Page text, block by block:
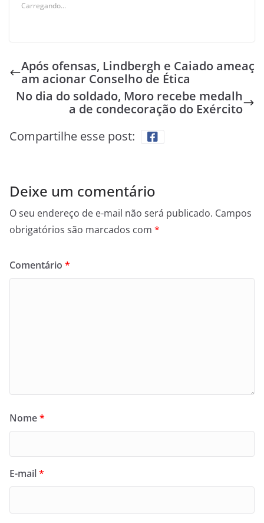
Carregando...
Após ofensas, Lindbergh e Caiado ameaç
am acionar Conselho de Ética
No dia do soldado, Moro recebe medalh
a de condecoração do Exército
Compartilhe esse post:
Deixe um comentário
O seu endereço de e-mail não será publicado. Campos
obrigatórios são marcados com *
Comentário *
Nome*
E-mail*